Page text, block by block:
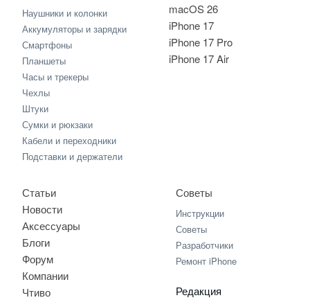
macOS 26
iPhone 17
iPhone 17 Pro
iPhone 17 Air
Наушники и колонки
Аккумуляторы и зарядки
Смартфоны
Планшеты
Часы и трекеры
Чехлы
Штуки
Сумки и рюкзаки
Кабели и переходники
Подставки и держатели
Статьи
Новости
Аксессуары
Блоги
Форум
Компании
Чтиво
Советы
Инструкции
Советы
Разработчики
Ремонт iPhone
Редакция